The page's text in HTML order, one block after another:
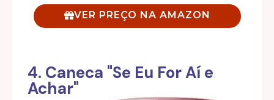
VER PREÇO NA AMAZON
4. Caneca "Se Eu For Aí e
Achar"